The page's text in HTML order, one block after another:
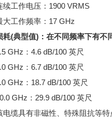
续工作电压：1900 VRMS
大工作频率：17 GHz
耗(典型值)：在不同频率下有不
GHz：4.6 dB/100 英尺
GHz：6.7 dB/100 英尺
GHz：18.7 dB/100 英尺
GHz：29.9 dB/100 英尺
电缆具有非磁性、特殊阻抗等